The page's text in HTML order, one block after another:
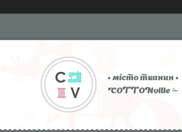
• місто тканин •
COTTONville ✁